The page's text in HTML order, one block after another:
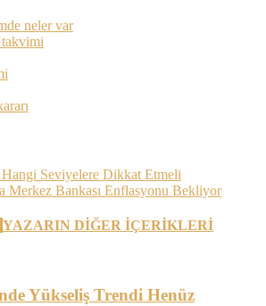
neler var
Seviyelere Dikkat Etmeli
Merkez Bankası Enflasyonu Bekliyor
YAZARIN DİĞER İÇERİKLERİ
Yükseliş Trendi Henüz